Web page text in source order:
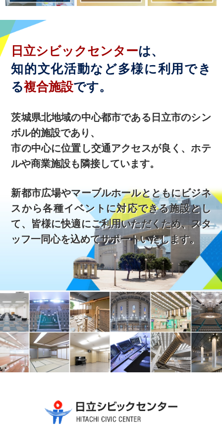
日立シビックセンターは、
知的文化活動など多様に利用でき
る複合施設です。
茨城県北地域の中心都市である日立市のシン
ボル的施設であり、
市の中心に位置し交通アクセスが良く、ホテ
ルや商業施設も隣接しています。
新都市広場やマーブルホールとともにビジネ
スから各種イベントに対応できる施設とし
て、皆様に快適にご利用いただくため、スタ
ッフ一同心を込めてサポートいたします。